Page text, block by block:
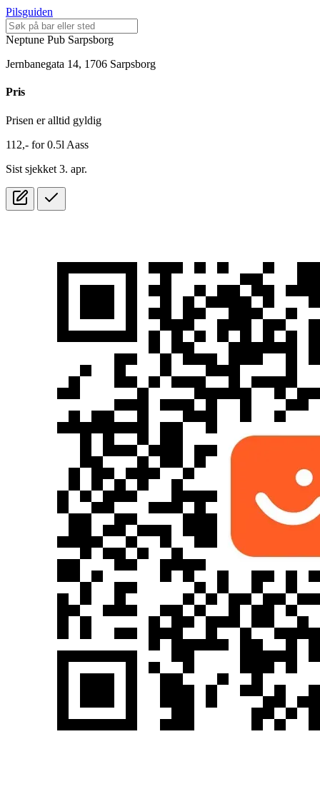
Pilsguiden
Neptune Pub Sarpsborg
Jernbanegata 14, 1706 Sarpsborg
Pris
Prisen er alltid gyldig
112,- for0.5l Aass
Sist sjekket 3. apr.